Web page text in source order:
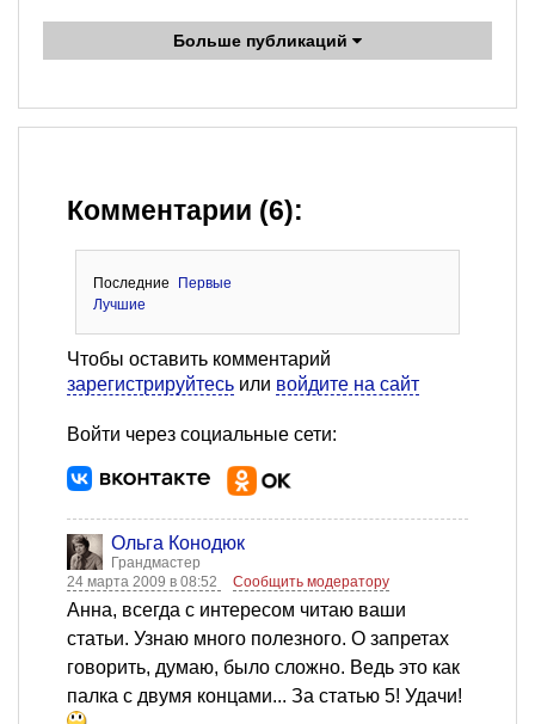
Больше публикаций
Комментарии (6):
Последние
Первые
Лучшие
Чтобы оставить комментарий
зарегистрируйтесь или войдите на сайт
Войти через социальные сети:
Ольга Конодюк
Грандмастер
24 марта 2009 в 08:52
Сообщить модератору
Анна, всегда с интересом читаю ваши
статьи. Узнаю много полезного. О запретах
говорить, думаю, было сложно. Ведь это как
палка с двумя концами... За статью 5! Удачи!